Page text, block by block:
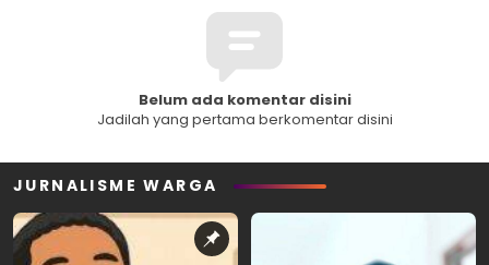
Belum ada komentar disini
Jadilah yang pertama berkomentar disini
JURNALISME WARGA